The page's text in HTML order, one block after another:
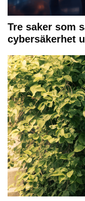
Tre saker som
cybersäkerhet